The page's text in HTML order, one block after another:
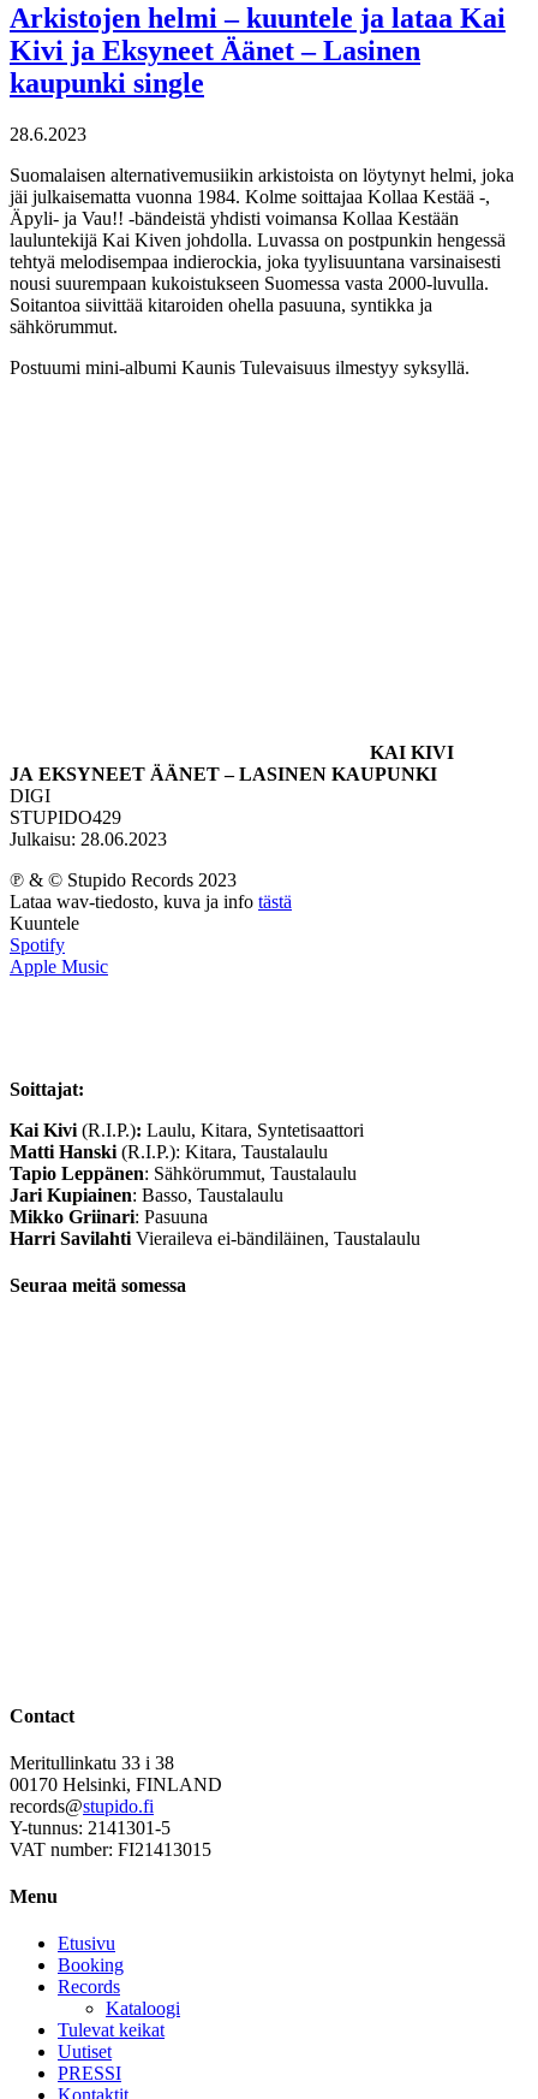
Arkistojen helmi – kuuntele ja lataa Kai
Kivi ja Eksyneet Äänet – Lasinen
kaupunki single
28.6.2023
Suomalaisen alternativemusiikin arkistoista on löytynyt helmi, joka
jäi julkaisematta vuonna 1984. Kolme soittajaa Kollaa Kestää -,
Äpyli- ja Vau!! -bändeistä yhdisti voimansa Kollaa Kestään
lauluntekijä Kai Kiven johdolla. Luvassa on postpunkin hengessä
tehtyä melodisempaa indierockia, joka tyylisuuntana varsinaisesti
nousi suurempaan kukoistukseen Suomessa vasta 2000-luvulla.
Soitantoa siivittää kitaroiden ohella pasuuna, syntikka ja
sähkörummut.
Postuumi mini-albumi Kaunis Tulevaisuus ilmestyy syksyllä.
KAI KIVI
JA EKSYNEET ÄÄNET – LASINEN KAUPUNKI
DIGI
STUPIDO429
Julkaisu: 28.06.2023
℗ & © Stupido Records 2023
Lataa wav-tiedosto, kuva ja info tästä
Kuuntele
Spotify
Apple Music
Soittajat:
Kai Kivi (R.I.P.): Laulu, Kitara, Syntetisaattori
Matti Hanski (R.I.P.): Kitara, Taustalaulu
Tapio Leppänen: Sähkörummut, Taustalaulu
Jari Kupiainen: Basso, Taustalaulu
Mikko Griinari: Pasuuna
Harri Savilahti Vieraileva ei-bändiläinen, Taustalaulu
Seuraa meitä somessa
Contact
Meritullinkatu 33 i 38
00170 Helsinki, FINLAND
records@stupido.fi
Y-tunnus: 2141301-5
VAT number: FI21413015
Menu
Etusivu
Booking
Records
Kataloogi
Tulevat keikat
Uutiset
PRESSI